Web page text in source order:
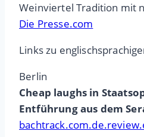
Weinviertel Tradition mit
Die Presse.com
Links zu
Berlin
Cheap laughs in
Entführung aus dem